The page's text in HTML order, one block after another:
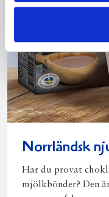
Norrländsk
Har du provat
mjölkbönder? Den